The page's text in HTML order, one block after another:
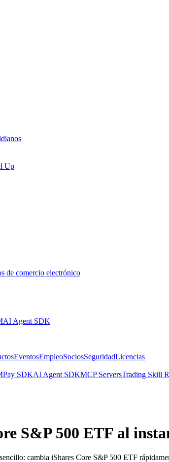
Up
de comercio electrónico
AI Agent SDK
EventosEmpleoSociosSeguridadLicencias
Pay SDKAI Agent SDKMCP ServersTrading Skill
S&P 500 ETF al
cambia iShares Core S&P 500 ETF